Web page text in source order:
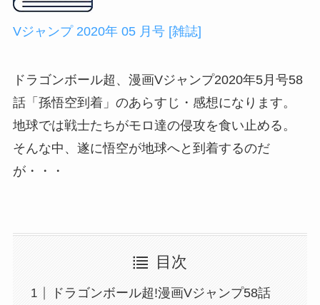
Vジャンプ 2020年 05 月号 [雑誌]
ドラゴンボール超、漫画Vジャンプ2020年5月号58
話「孫悟空到着」のあらすじ・感想になります。
地球では戦士たちがモロ達の侵攻を食い止める。
そんな中、遂に悟空が地球へと到着するのだ
が・・・
目次
ドラゴンボール超!漫画Vジャンプ58話